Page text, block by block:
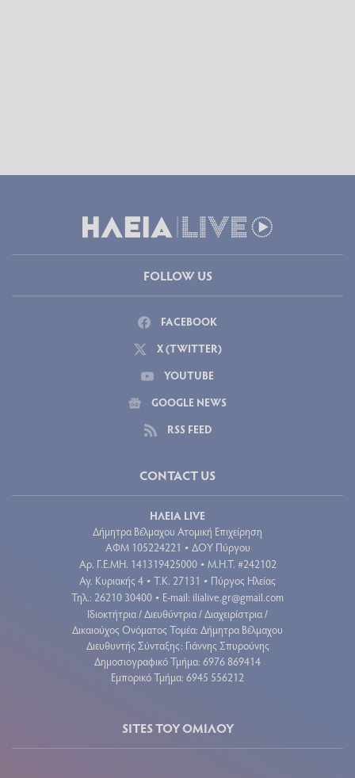
FOLLOW US
FACEBOOK
X (TWITTER)
YOUTUBE
GOOGLE NEWS
RSS FEED
CONTACT US
ΗΛΕΙΑ LIVE
Δήμητρα Βέλμαχου Ατομική Επιχείρηση
ΑΦΜ 105224221 • ΔΟΥ Πύργου
Aρ. Γ.Ε.ΜΗ. 141319425000 • Μ.Η.Τ. #242102
Αγ. Κυριακής 4 • Τ.Κ. 27131 • Πύργος Ηλείας
Τηλ.: 26210 30400 • E-mail: ilialive.gr@gmail.com
Ιδιοκτήτρια / Διευθύντρια / Διαχειρίστρια /
Δικαιούχος Ονόματος Τομέα: Δήμητρα Βέλμαχου
Διευθυντής Σύνταξης: Γιάννης Σπυρούνης
Δημοσιογραφικό Τμήμα: 6976 869414
Εμπορικό Τμήμα: 6945 556212
SITES ΤΟΥ ΟΜΙΛΟΥ